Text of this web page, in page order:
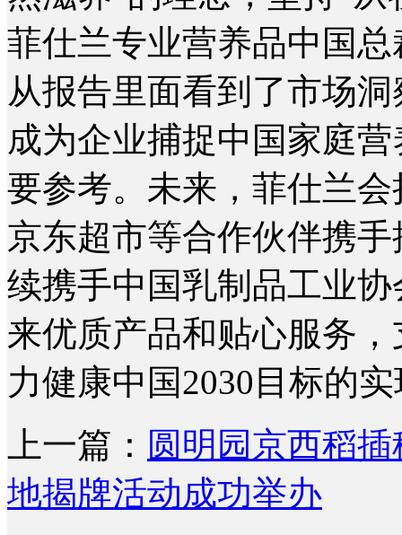
菲仕兰专业营养品中国
从报告里面看到了市场
成为企业捕捉中国家庭
要参考。未来，菲仕兰
京东超市等合作伙伴携
续携手中国乳制品工业
来优质产品和贴心服务
力健康中国2030目标的
上一篇： 圆明园京西稻
地揭牌活动成功举办